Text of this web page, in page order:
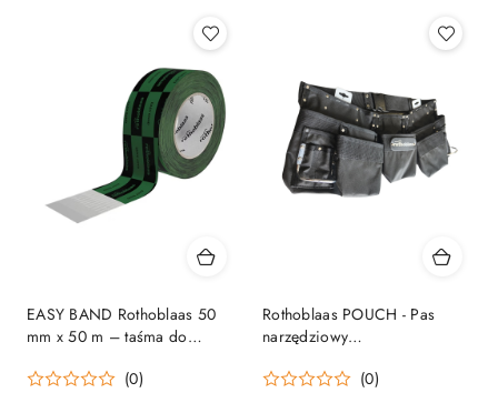
EASY BAND Rothoblaas 50
mm x 50 m – taśma do
(0)
Rothoblaas POUCH - Pas
narzędziowy
kieszeniami
(0)